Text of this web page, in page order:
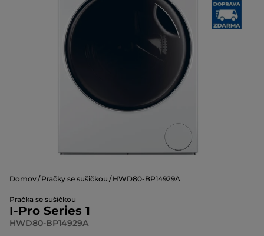
Domov Pračky se sušičkou HWD80-BP14929A
Pračka se sušičkou
I-Pro Series 1
HWD80-BP14929A